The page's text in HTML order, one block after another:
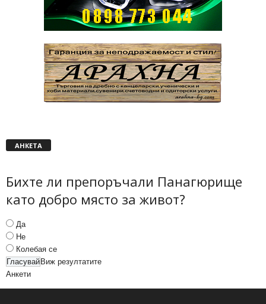
АНКЕТА
Бихте ли препоръчали Панагюрище
като добро място за живот?
Да
Не
Колебая се
Виж резултатите
Анкети